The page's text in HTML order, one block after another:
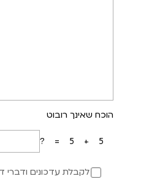
הוכח שאינך רובוט
5+5=?
לקבלת עדכונים ודברי